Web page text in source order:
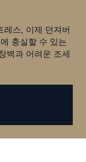
레스, 이제 던져버
충실할 수 있는
벽과 어려운 조세